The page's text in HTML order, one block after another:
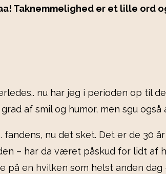
Taknemmelighed er et lille ord
nu har jeg i perioden op til
af smil og humor, men sgu også
nu det sket. Det er de 30
– har da været påskud for lidt af
på en hvilken som helst anden